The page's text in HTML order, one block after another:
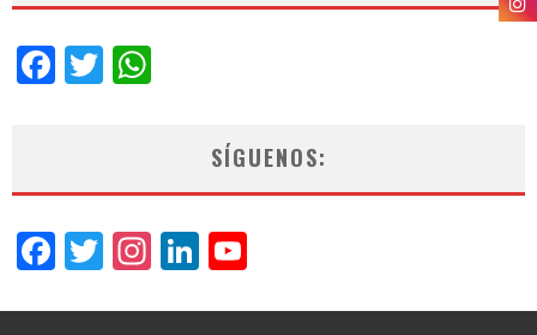
Facebook
Twitter
SÍGUENOS:
Facebook
Twitter
Instagram
LinkedIn